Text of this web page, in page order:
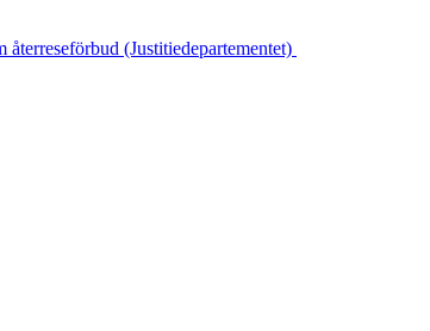
(Justitiedepartementet)